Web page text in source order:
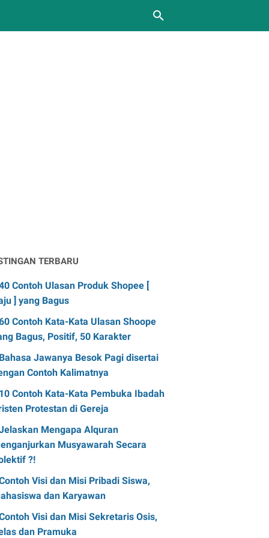
TERBARU
Contoh Ulasan Produk Shopee [
] yang Bagus
Contoh Kata-Kata Ulasan Shoope
Bagus, Positif, 50 Karakter
Bahasa Jawanya Besok Pagi disertai
Contoh Kalimatnya
10 Contoh Kata-Kata Pembuka Ibadah
Protestan di Gereja
Mengapa Alquran
Musyawarah Secara
?!
Visi dan Misi Pribadi Siswa,
dan Karyawan
Visi dan Misi Sekretaris Osis,
dan Pramuka